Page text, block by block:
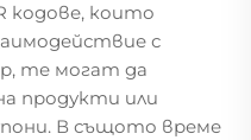
кодове, които
с
те могат да
продукти или
В същото време